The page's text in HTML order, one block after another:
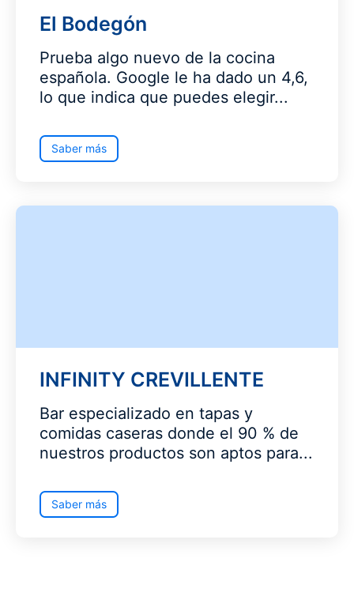
El Bodegón
Prueba algo nuevo de la cocina
española. Google le ha dado un 4,6,
lo que indica que puedes elegir...
Saber más
INFINITY CREVILLENTE
Bar especializado en tapas y
comidas caseras donde el 90 % de
nuestros productos son aptos para...
Saber más